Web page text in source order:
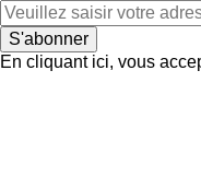
S'abonner
En cliquant ici, vous